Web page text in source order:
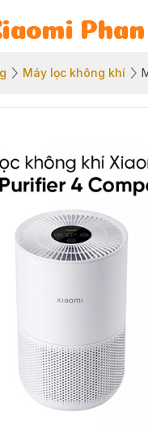
Máy lọc không khí